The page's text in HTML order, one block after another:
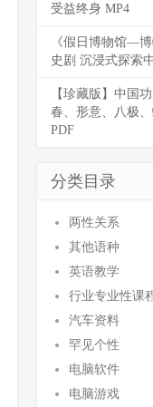
受益终身 MP4
《假日博物馆—
史剧 沉浸式探索
【珍藏版】中国
春、形意、八极
PDF
分类目录
两性关系
其他语种
英语教学
行业专业性课
汽车资料
罕见个性
电脑软件
电脑游戏